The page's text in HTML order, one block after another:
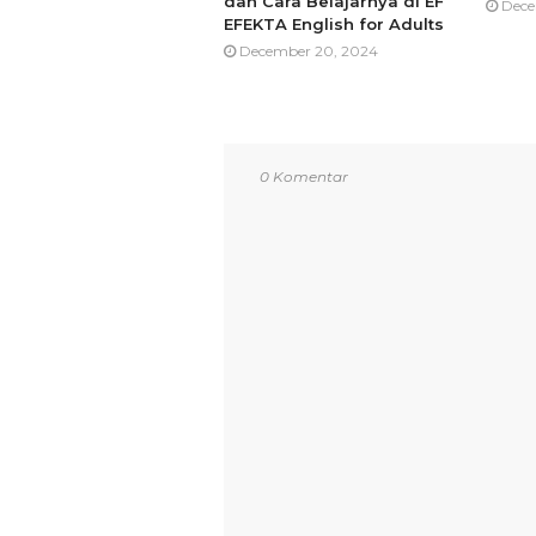
EFEKTA English for Adults
December 20, 2024
0 Komentar